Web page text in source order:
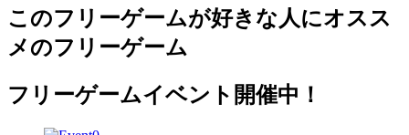
このフリーゲームが好きな人にオスス
メのフリーゲーム
フリーゲームイベント開催中！